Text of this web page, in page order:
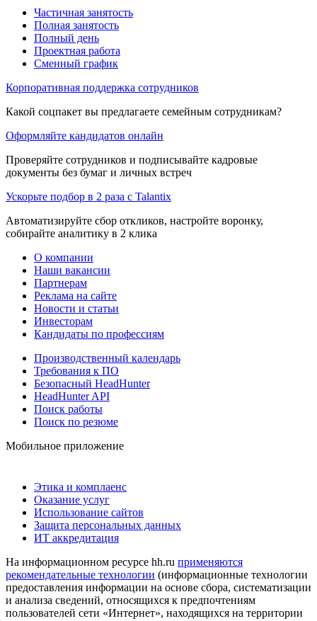
Частичная занятость
Полная занятость
Полный день
Проектная работа
Сменный график
Корпоративная поддержка сотрудников
Какой соцпакет вы предлагаете семейным сотрудникам?
Оформляйте кандидатов онлайн
Проверяйте сотрудников и подписывайте кадровые
документы без бумаг и личных встреч
Ускорьте подбор в 2 раза с Talantix
Автоматизируйте сбор откликов, настройте воронку,
собирайте аналитику в 2 клика
О компании
Наши вакансии
Партнерам
Реклама на сайте
Новости и статьи
Инвесторам
Кандидаты по профессиям
Производственный календарь
Требования к ПО
Безопасный HeadHunter
HeadHunter API
Поиск работы
Поиск по резюме
Мобильное приложение
Этика и комплаенс
Оказание услуг
Использование сайтов
Защита персональных данных
ИТ аккредитация
На информационном ресурсе hh.ru применяются
рекомендательные технологии (информационные технологии
предоставления информации на основе сбора, систематизации
и анализа сведений, относящихся к предпочтениям
пользователей сети «Интернет», находящихся на территории